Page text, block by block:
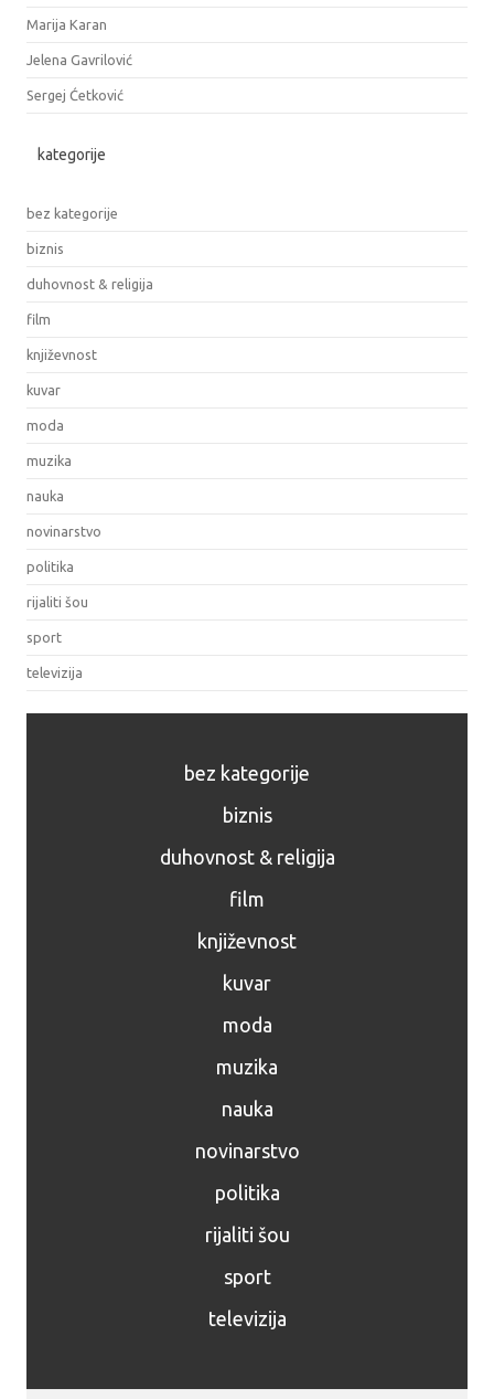
Marija Karan
Jelena Gavrilović
Sergej Ćetković
kategorije
bez kategorije
biznis
duhovnost & religija
film
književnost
kuvar
moda
muzika
nauka
novinarstvo
politika
rijaliti šou
sport
televizija
bez kategorije
biznis
duhovnost & religija
film
književnost
kuvar
moda
muzika
nauka
novinarstvo
politika
rijaliti šou
sport
televizija